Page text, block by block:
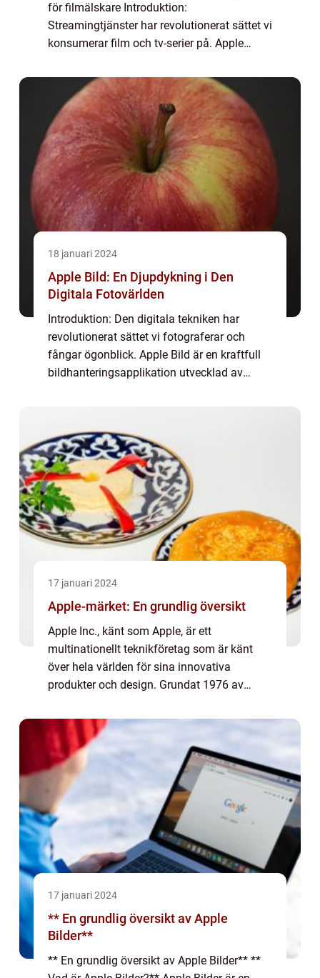
för filmälskare Introduktion:
Streamingtjänster har revolutionerat sättet vi
konsumerar film och tv-serier på. Apple
ett brett utbud av filmer och serier för den
kräsna...
18 januari 2024
Apple Bild: En Djupdykning i Den
Digitala Fotovärlden
Introduktion: Den digitala tekniken har
revolutionerat sättet vi fotograferar och
fångar ögonblick. Apple Bild är en kraftfull
bildhanteringsapplikation utvecklad av
17 januari 2024
Apple-märket: En grundlig översikt
Apple Inc., känt som Apple, är ett
multinationellt teknikföretag som är känt
över hela världen för sina innovativa
produkter och design. Grundat 1976 av
Wayne, har Apple lyckats etablera sig som
ett ledande varumä...
17 januari 2024
** En grundlig översikt av Apple
Bilder**
** En grundlig översikt av Apple Bilder** **